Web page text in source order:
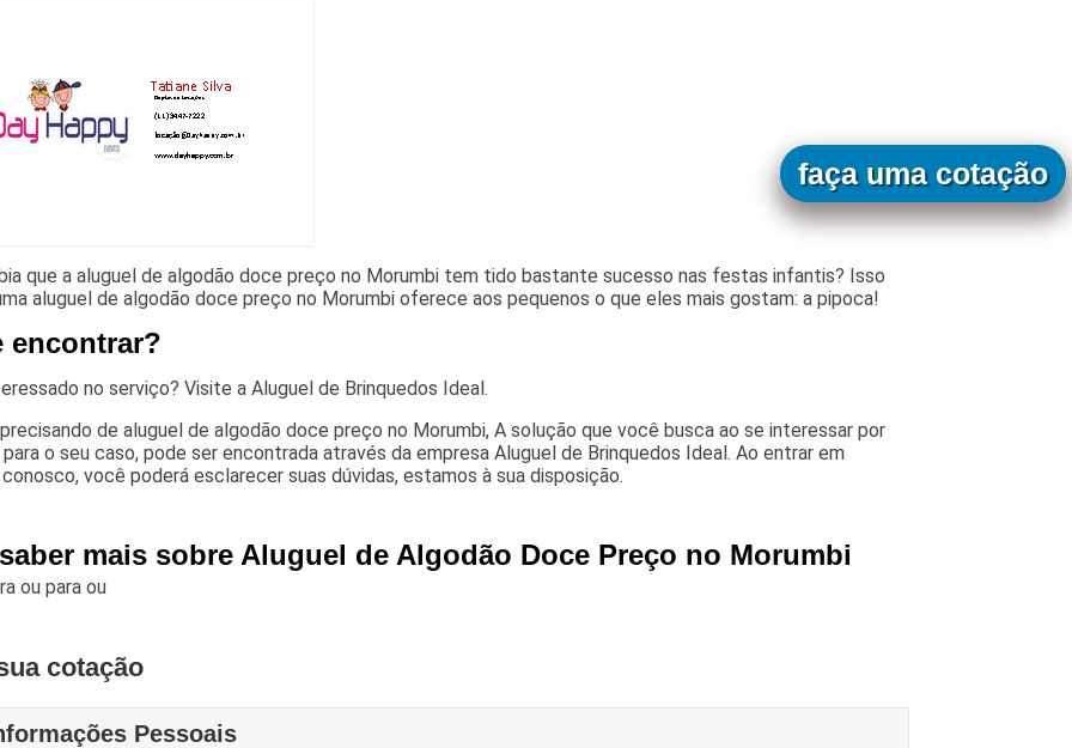
que a aluguel de algodão doce preço no Morumbi tem tido bastante sucesso nas festas infantis? Isso
aluguel de algodão doce preço no Morumbi oferece aos pequenos o que eles mais gostam: a pipoca!
encontrar?
no serviço? Visite a Aluguel de Brinquedos Ideal.
de aluguel de algodão doce preço no Morumbi, A solução que você busca ao se interessar por
o seu caso, pode ser encontrada através da empresa Aluguel de Brinquedos Ideal. Ao entrar em
você poderá esclarecer suas dúvidas, estamos à sua disposição.
mais sobre Aluguel de Algodão Doce Preço no Morumbi
ou paraou
faça uma cotação
cotação
Pessoais